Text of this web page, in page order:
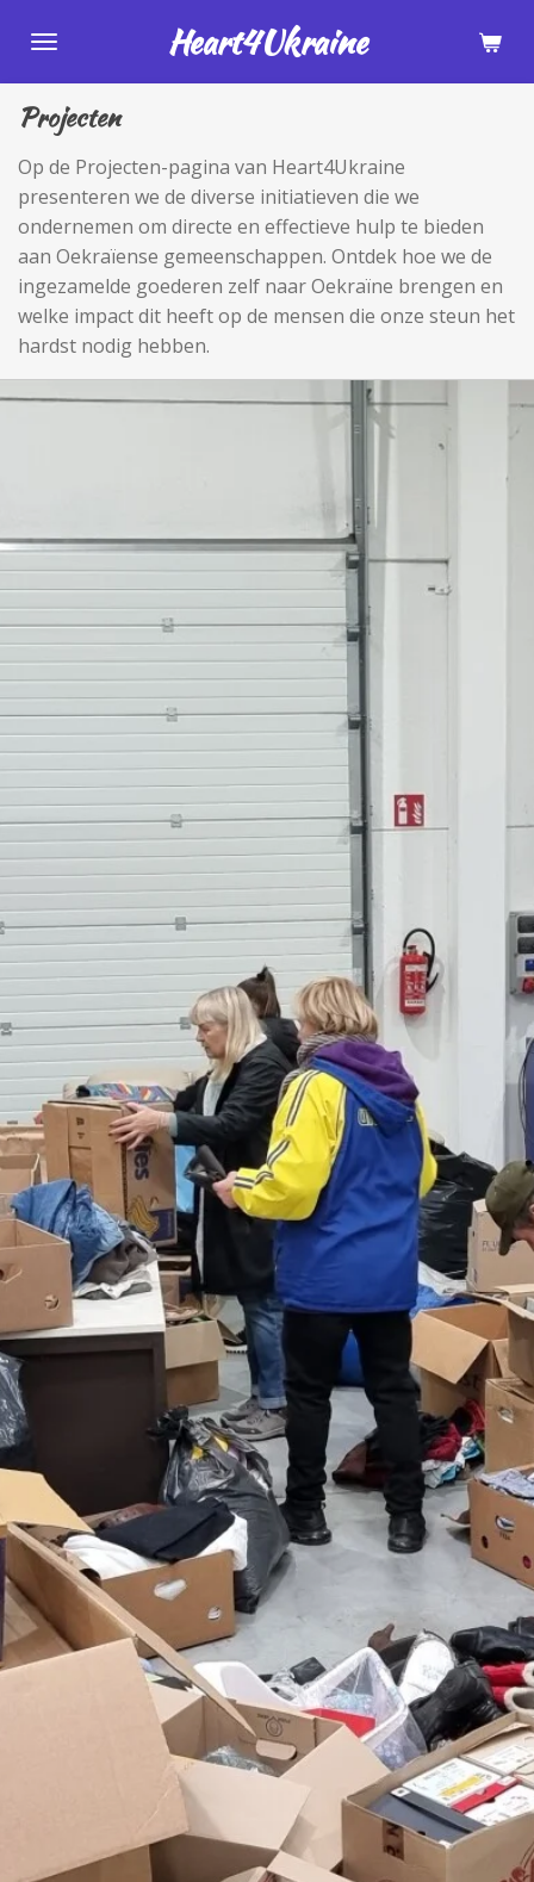
direct
naar
de
Heart4Ukraine
Projecten
Op de Projecten-pagina van Heart4Ukraine
presenteren we de diverse initiatieven die we
ondernemen om directe en effectieve hulp te bieden
aan Oekraïense gemeenschappen. Ontdek hoe we de
ingezamelde goederen zelf naar Oekraïne brengen en
welke impact dit heeft op de mensen die onze steun het
hardst nodig hebben.